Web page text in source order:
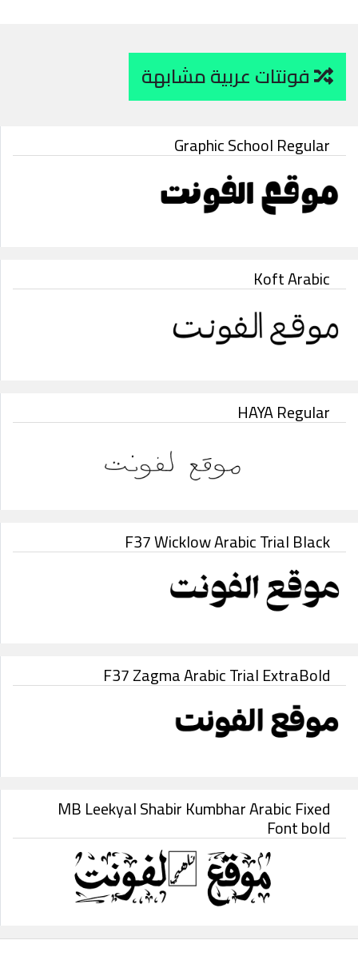
Graphic School Regular
Koft Arabic
HAYA Regular
F37 Wicklow Arabic Trial Black
F37 Zagma Arabic Trial ExtraBold
MB Leekyal Shabir Kumbhar Arabic Fixed
Font bold